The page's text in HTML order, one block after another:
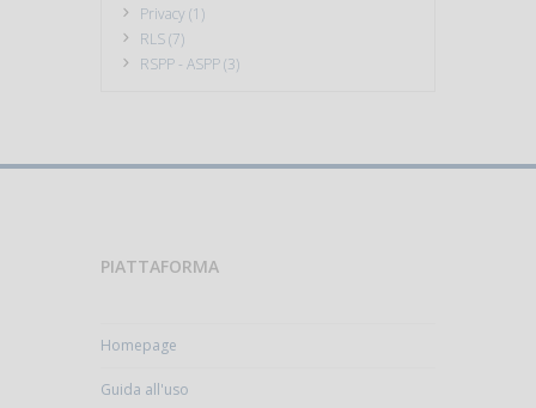
Privacy (1)
RLS (7)
RSPP - ASPP (3)
PIATTAFORMA
Homepage
Guida all'uso